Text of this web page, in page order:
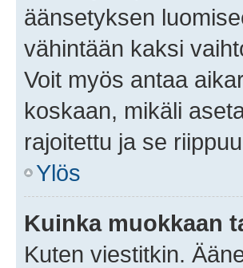
äänsetyksen
vähintään kaksi
Voit myös antaa
koskaan, mikäli
rajoitettu ja se
Ylös
Kuinka muokkaan
Kuten viestitkin.